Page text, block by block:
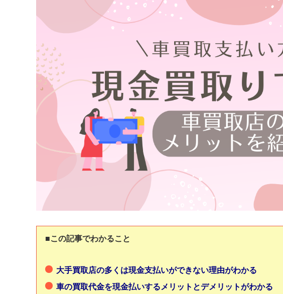
■この記事でわかること
大手買取店の多くは現金支払いができない理由がわかる
車の買取代金を現金払いするメリットとデメリットがわかる